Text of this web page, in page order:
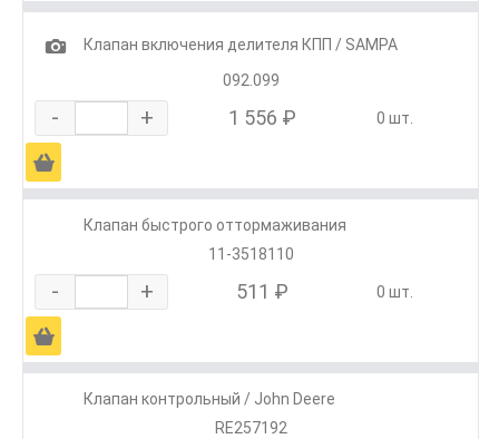
1
Клапан включения делителя КПП / SAMPA
092.099
- + 1 556 ₽ 0 шт.
Ä
Клапан быстрого оттормаживания
11-3518110
- + 511 ₽ 0 шт.
Ä
Клапан контрольный / John Deere
RE257192